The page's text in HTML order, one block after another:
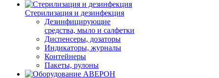
Стерилизация и дезинфекция
Дезинфицирующие
средства, мыло и салфетки
Диспенсеры, дозаторы
Индикаторы, журналы
Контейнеры
Пакеты, рулоны